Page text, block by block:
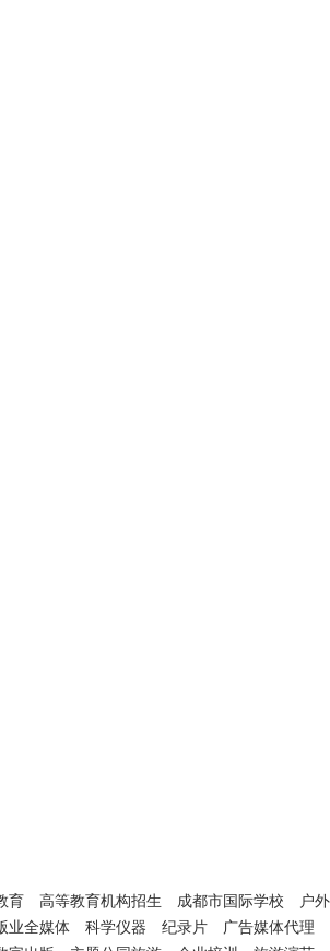
育 高等教育机构招生 成都市国际学校
户
业全媒体 科学仪器 纪录片
广告媒体代理